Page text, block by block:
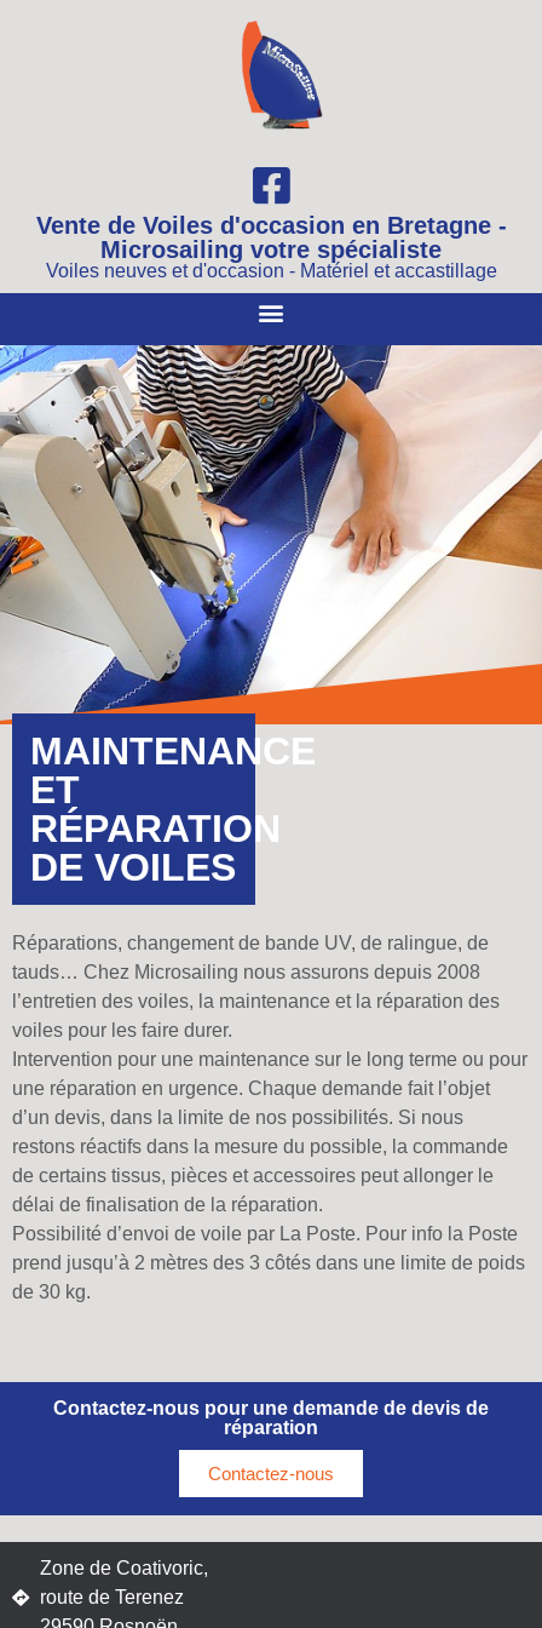
Vente de Voiles d'occasion en Bretagne -
Microsailing votre spécialiste
Voiles neuves et d'occasion - Matériel et accastillage
MAINTENANCE
ET
RÉPARATION
DE VOILES
Réparations, changement de bande UV, de ralingue, de
tauds… Chez Microsailing nous assurons depuis 2008
l’entretien des voiles, la maintenance et la réparation des
voiles pour les faire durer.
Intervention pour une maintenance sur le long terme ou pour
une réparation en urgence. Chaque demande fait l’objet
d’un devis, dans la limite de nos possibilités. Si nous
restons réactifs dans la mesure du possible, la commande
de certains tissus, pièces et accessoires peut allonger le
délai de finalisation de la réparation.
Possibilité d’envoi de voile par La Poste. Pour info la Poste
prend jusqu’à 2 mètres des 3 côtés dans une limite de poids
de 30 kg.
Contactez-nous pour une demande de devis de
réparation
Contactez-nous
Zone de Coativoric,
route de Terenez